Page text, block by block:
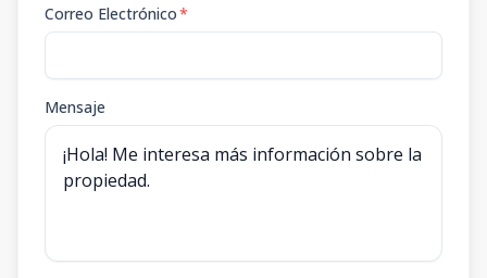
Correo Electrónico*
Mensaje